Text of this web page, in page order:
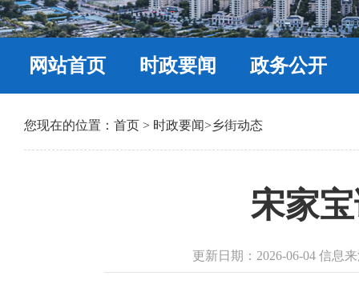
网站首页 时政要闻 政务公开
您现在的位置： 首页 > 时政要闻>乡街动态
宋家
更新日期：2026-06-04 信息